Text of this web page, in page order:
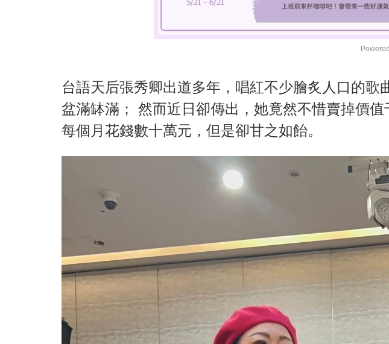
台語天后張秀卿出道多年，唱紅不少膾炙人口的歌
盆滿缽滿； 然而近日卻傳出，她竟然不惜賣掉價
每個月花錢數十萬元，但是卻甘之如飴。